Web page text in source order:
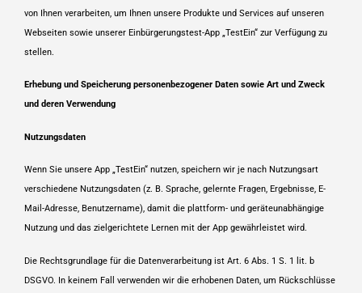
von Ihnen verarbeiten, um Ihnen unsere Produkte und Services auf unseren
Webseiten sowie unserer Einbürgerungstest-App „TestEin“ zur Verfügung zu
stellen.
Erhebung und Speicherung personenbezogener Daten sowie Art und Zweck
und deren Verwendung
Nutzungsdaten
Wenn Sie unsere App „TestEin“ nutzen, speichern wir je nach Nutzungsart
verschiedene Nutzungsdaten (z. B. Sprache, gelernte Fragen, Ergebnisse, E-
Mail-Adresse, Benutzername), damit die plattform- und geräteunabhängige
Nutzung und das zielgerichtete Lernen mit der App gewährleistet wird.
Die Rechtsgrundlage für die Datenverarbeitung ist Art. 6 Abs. 1 S. 1 lit. b
DSGVO. In keinem Fall verwenden wir die erhobenen Daten, um Rückschlüsse